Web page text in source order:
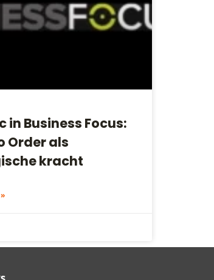
in Business Focus:
Order als
kracht